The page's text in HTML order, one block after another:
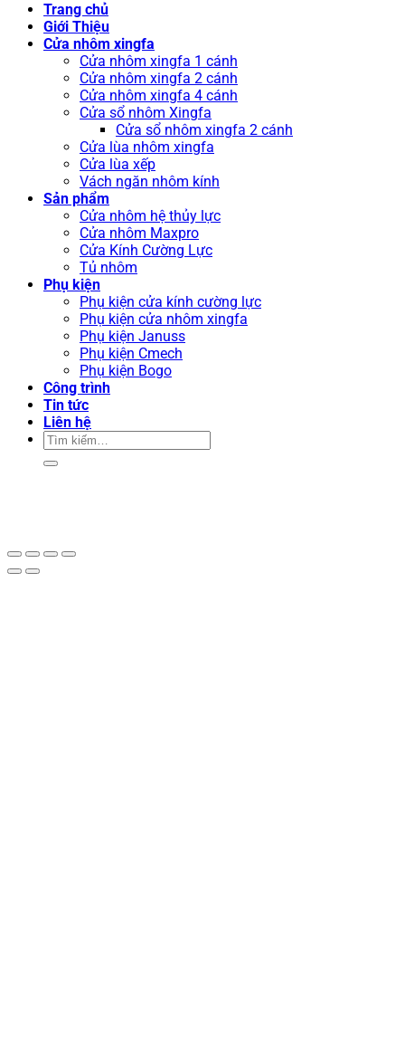
Trang chủ
Giới Thiệu
Cửa nhôm xingfa
Cửa nhôm xingfa 1 cánh
Cửa nhôm xingfa 2 cánh
Cửa nhôm xingfa 4 cánh
Cửa sổ nhôm Xingfa
Cửa sổ nhôm xingfa 2 cánh
Cửa lùa nhôm xingfa
Cửa lùa xếp
Vách ngăn nhôm kính
Sản phẩm
Cửa nhôm hệ thủy lực
Cửa nhôm Maxpro
Cửa Kính Cường Lực
Tủ nhôm
Phụ kiện
Phụ kiện cửa kính cường lực
Phụ kiện cửa nhôm xingfa
Phụ kiện Januss
Phụ kiện Cmech
Phụ kiện Bogo
Công trình
Tin tức
Liên hệ
Tìm